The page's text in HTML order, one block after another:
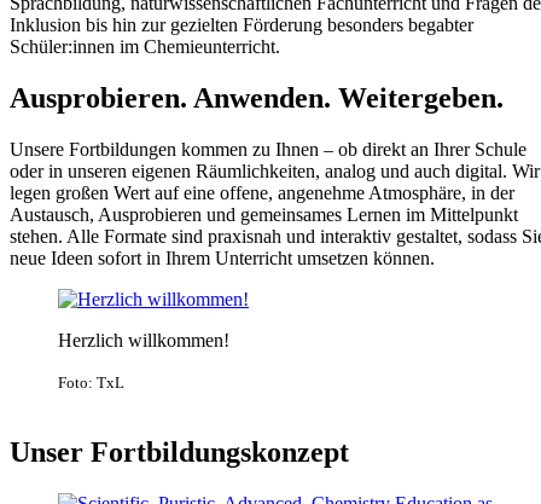
Inklusion bis hin zur gezielten Förderung besonders begabter
Schüler:innen im Chemieunterricht.
Ausprobieren. Anwenden. Weitergeben.
Unsere Fortbildungen kommen zu Ihnen – ob direkt an Ihrer Schule
oder in unseren eigenen Räumlichkeiten, analog und auch digital. Wir
legen großen Wert auf eine offene, angenehme Atmosphäre, in der
Austausch, Ausprobieren und gemeinsames Lernen im Mittelpunkt
stehen. Alle Formate sind praxisnah und interaktiv gestaltet, sodass
neue Ideen sofort in Ihrem Unterricht umsetzen können.
Herzlich willkommen!
Foto: TxL
Unser Fortbildungskonzept